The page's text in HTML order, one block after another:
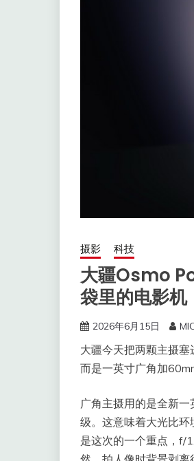
摄影 科技
大疆Osmo
袋里的电影机
2026年6月15日
大疆今天把两颗主摄
而是一英寸广角加
广角主摄用的是全新
级。这意味着大光比
是这次的一个重点，f/